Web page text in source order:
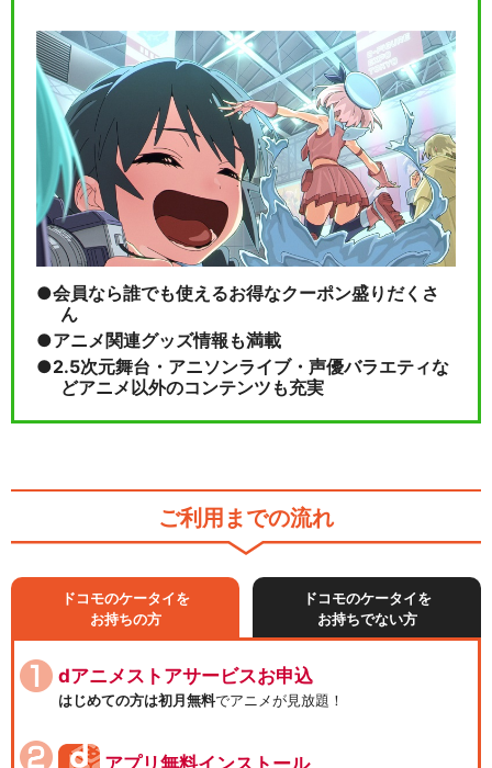
会員なら誰でも使えるお得なクーポン盛りだくさ
ん
アニメ関連グッズ情報も満載
2.5次元舞台・アニソンライブ・声優バラエティな
どアニメ以外のコンテンツも充実
ご利用までの流れ
ドコモのケータイを
お持ちの方
ドコモのケータイを
お持ちでない方
dアニメストアサービスお申込
はじめての方は初月無料でアニメが見放題！